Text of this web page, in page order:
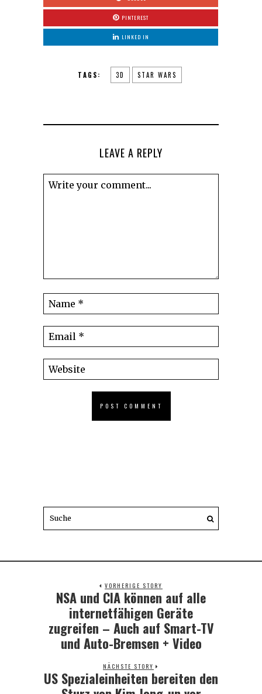
PINTEREST
LINKED IN
TAGS: 3D STAR WARS
LEAVE A REPLY
VORHERIGE STORY
Previous
post:
NSA und CIA können auf alle
internetfähigen Geräte
zugreifen – Auch auf Smart-TV
und Auto-Bremsen + Video
NÄCHSTE STORY
Next
post:
US Spezialeinheiten bereiten den